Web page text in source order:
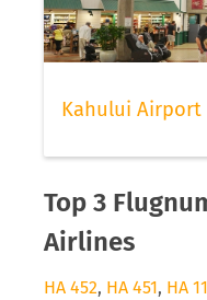
Kahului Airport
Top 3
Airlines
HA 452, HA 451, HA 11